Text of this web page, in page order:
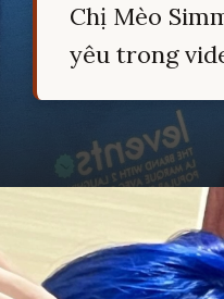
Chị Mèo
yêu trong
https://